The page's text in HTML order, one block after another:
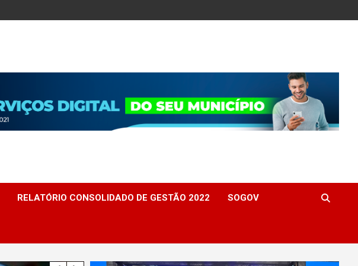
RELATÓRIO CONSOLIDADO DE GESTÃO 2022 SOGOV